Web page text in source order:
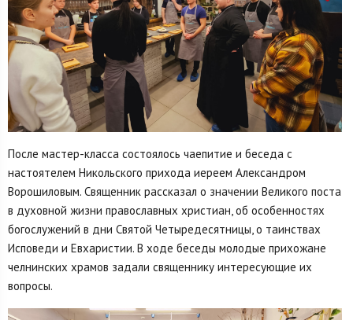
После мастер-класса состоялось чаепитие и беседа с
настоятелем Никольского прихода иереем Александром
Ворошиловым. Священник рассказал о значении Великого поста
в духовной жизни православных христиан, об особенностях
богослужений в дни Святой Четыредесятницы, о таинствах
Исповеди и Евхаристии. В ходе беседы молодые прихожане
челнинских храмов задали священнику интересующие их
вопросы.